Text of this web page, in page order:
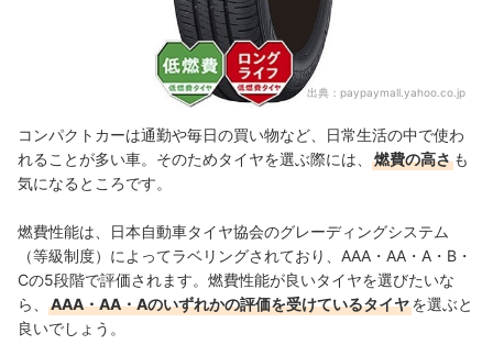
出典： paypaymall.yahoo.co.jp
コンパクトカーは通勤や毎日の買い物など、日常生活の中で使わ
れることが多い車。そのためタイヤを選ぶ際には、
燃費の高さ も
気になるところです。
燃費性能は、日本自動車タイヤ協会のグレーディングシステム
（等級制度）によってラベリングされており、AAA・AA・A・B・
Cの5段階で評価されます。燃費性能が良いタイヤを選びたいな
ら、
AAA・AA・Aのいずれかの評価を受けているタイヤを選ぶと
良いでしょう。